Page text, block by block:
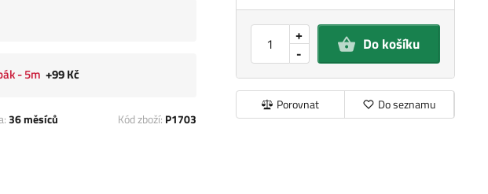
-
+ Do košíku
Porovnat Do seznamu
- 5m +99 Kč
36 měsíců Kód zboží: P1703